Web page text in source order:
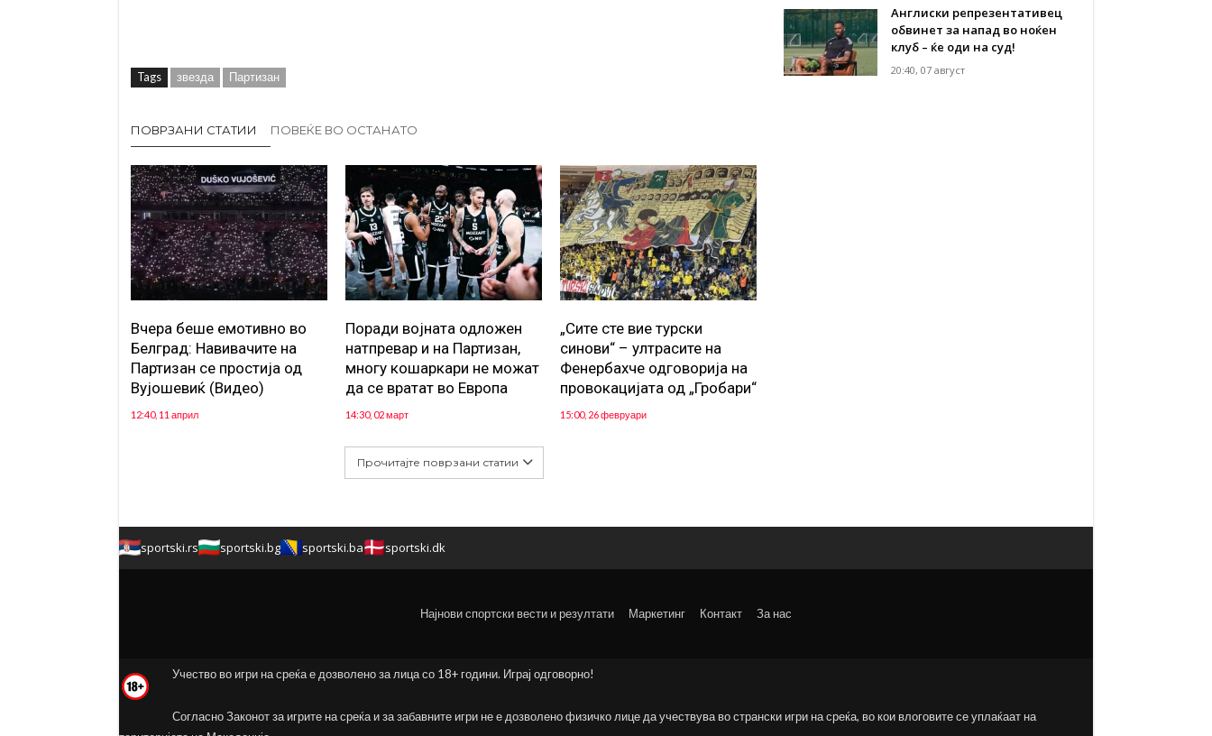
Tags звезда Партизан
ПОВРЗАНИ СТАТИИ ПОВЕЌЕ ВО ОСТАНАТО
Вчера беше емотивно во
Белград: Навивачите на
Партизан се простија од
Вујошевиќ (Видео)
12:40, 11 април
Поради војната одложен
натпревар и на Партизан,
многу кошаркари не можат
да се вратат во Европа
14:30, 02 март
„Сите сте вие турски
синови“ – ултрасите на
Фенербахче одговорија на
провокацијата од „Гробари“
15:00, 26 февруари
Прочитајте поврзани статии
Англиски репрезентативец
обвинет за напад во ноќен
клуб – ќе оди на суд!
20:40, 07 август
sportski.rs sportski.bg sportski.ba sportski.dk
Најнови спортски вести и резултати Маркетинг Контакт За нас
Учество во игри на среќа е дозволено за лица со 18+ години. Играј одговорно!
Согласно Законот за игрите на среќа и за забавните игри не е дозволено физичко лице да учествува во странски игри на среќа, во кои влоговите се уплаќаат на